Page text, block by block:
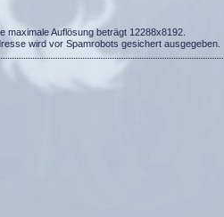
maximale Auflösung beträgt 12288x8192.
wird vor Spamrobots gesichert ausgegeben.